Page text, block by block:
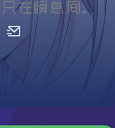
在瞬息间。